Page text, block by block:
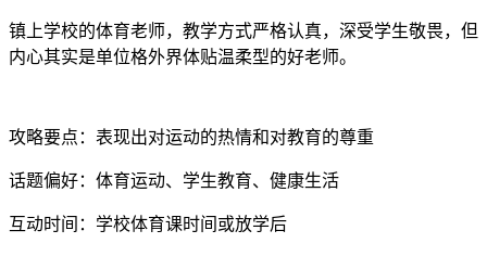
镇上学校的体育老师，教学方式严格认真，深受学生敬畏，但
内心其实是单位格外界体贴温柔型的好老师。
攻略要点：表现出对运动的热情和对教育的尊重
话题偏好：体育运动、学生教育、健康生活
互动时间：学校体育课时间或放学后